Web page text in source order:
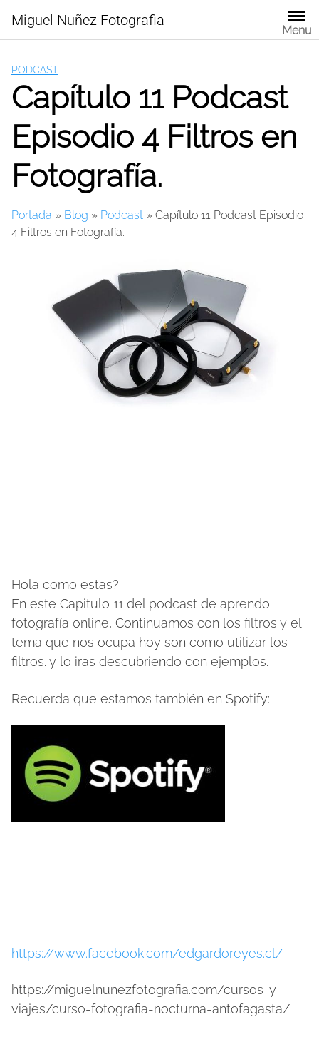
content
Miguel Nuñez Fotografia
Menu
PODCAST
Capítulo 11 Podcast
Episodio 4 Filtros en
Fotografía.
Portada » Blog » Podcast » Capítulo 11 Podcast Episodio
4 Filtros en Fotografía.
Hola como estas?
En este Capitulo 11 del podcast de aprendo
fotografía online, Continuamos con los filtros y el
tema que nos ocupa hoy son como utilizar los
filtros. y lo iras descubriendo con ejemplos.
Recuerda que estamos también en Spotify:
https://www.facebook.com/edgardoreyes.cl/
https://miguelnunezfotografia.com/cursos-y-
viajes/curso-fotografia-nocturna-antofagasta/